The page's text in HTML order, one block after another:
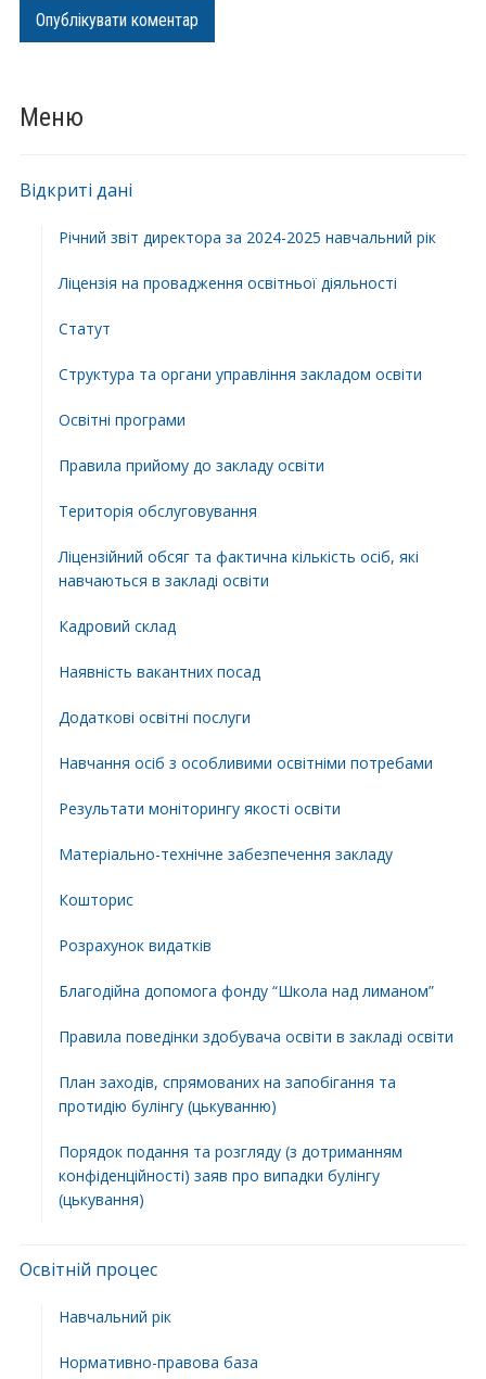
Меню
Відкриті дані
Річний звіт директора за 2024-2025 навчальний рік
Ліцензія на провадження освітньої діяльності
Статут
Структура та органи управління закладом освіти
Освiтнi програми
Правила прийому до закладу освіти
Територiя обслуговування
Ліцензійний обсяг та фактична кількість осіб, які
навчаються в закладі освіти
Кадровий склад
Наявність вакантних посад
Додатковi освiтнi послуги
Навчання осіб з особливими освітніми потребами
Результати моніторингу якості освіти
Матеріально-технічне забезпечення закладу
Кошторис
Розрахунок видатків
Благодійна допомога фонду “Школа над лиманом”
Правила поведінки здобувача освіти в закладі освіти
План заходів, спрямованих на запобігання та
протидію булінгу (цькуванню)
Порядок подання та розгляду (з дотриманням
конфіденційності) заяв про випадки булінгу
(цькування)
Освітній процес
Навчальний рік
Нормативно-правова база